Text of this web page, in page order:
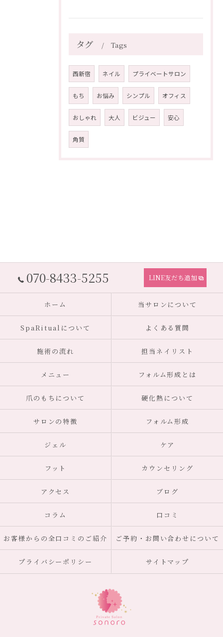
タグ Tags
西新宿 ネイル プライベートサロン
もち お悩み シンプル オフィス
おしゃれ 大人 ビジュー 安心
角質
070-8433-5255 LINE友だち追加
ホーム 当サロンについて
SpaRitualについて よくある質問
施術の流れ 担当ネイリスト
メニュー フォルム形成とは
爪のもちについて 硬化熱について
サロンの特徴 フォルム形成
ジェル ケア
フット カウンセリング
アクセス ブログ
コラム 口コミ
お客様からの全口コミのご紹介 ご予約・お問い合わせについて
プライバシーポリシー サイトマップ